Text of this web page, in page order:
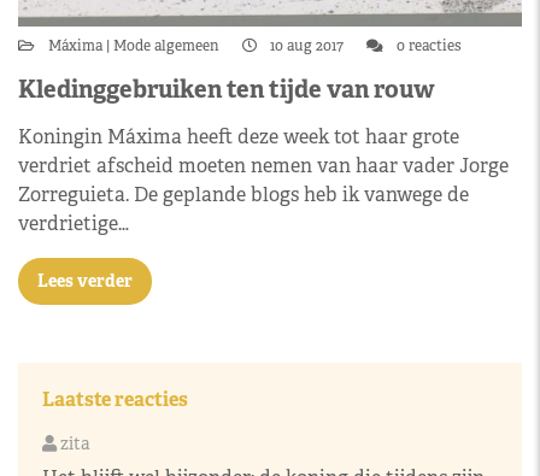
Máxima Mode algemeen 10 aug 2017 0 reacties
Kledinggebruiken ten tijde van rouw
Koningin Máxima heeft deze week tot haar grote
verdriet afscheid moeten nemen van haar vader Jorge
Zorreguieta. De geplande blogs heb ik vanwege de
verdrietige…
Lees verder
Laatste reacties
zita